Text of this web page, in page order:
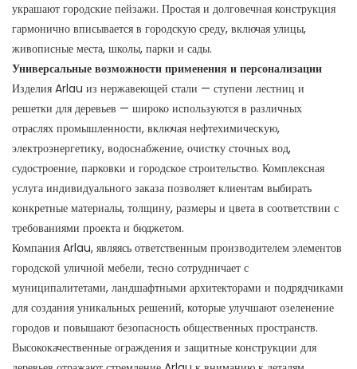
украшают городские пейзажи. Простая и долговечная конструкция
гармонично вписывается в городскую среду, включая улицы,
живописные места, школы, парки и сады.
Универсальные возможности применения и персонализации
Изделия Arlau из нержавеющей стали — ступени лестниц и
решетки для деревьев — широко используются в различных
отраслях промышленности, включая нефтехимическую,
электроэнергетику, водоснабжение, очистку сточных вод,
судостроение, парковки и городское строительство. Комплексная
услуга индивидуального заказа позволяет клиентам выбирать
конкретные материалы, толщину, размеры и цвета в соответствии с
требованиями проекта и бюджетом.
Компания Arlau, являясь ответственным производителем элементов
городской уличной мебели, тесно сотрудничает с
муниципалитетами, ландшафтными архитекторами и подрядчиками
для создания уникальных решений, которые улучшают озеленение
городов и повышают безопасность общественных пространств.
Высококачественные ограждения и защитные конструкции для